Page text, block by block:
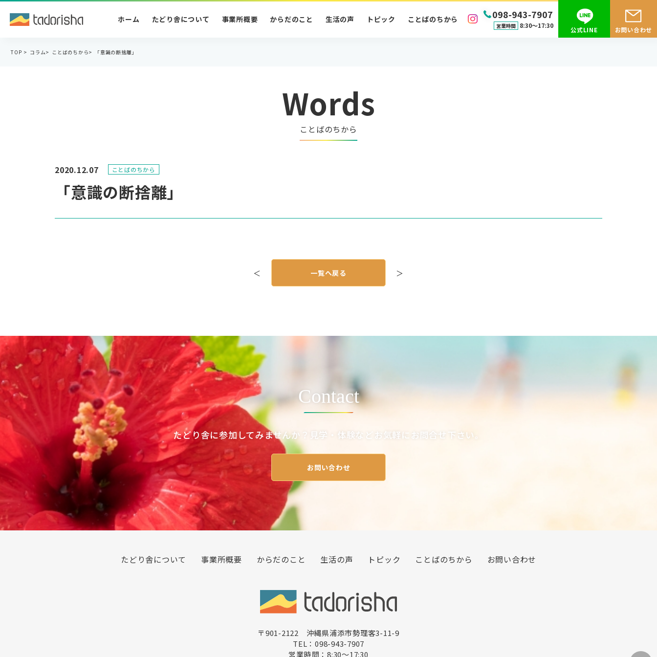
098-943-7907
営業時間 8:30〜17:30
ホーム たどり舎について 事業所概要 からだのこと 生活の声 トピック ことばのちから
公式LINE お問い合わせ
TOP > コラム> ことばのちから> 「意識の断捨離」
Words
ことばのちから
「意識の断捨離」
2020.12.07 ことばのちから
＜ ＞
一覧へ戻る
Contact
たどり舎に参加してみませんか？見学・体験などお気軽にお問合せ下さい。
お問い合わせ
たどり舎について 事業所概要 からだのこと 生活の声 トピック ことばのちから お問い合わせ
〒901-2122 沖縄県浦添市勢理客3-11-9
TEL：098-943-7907
営業時間：8:30〜17:30